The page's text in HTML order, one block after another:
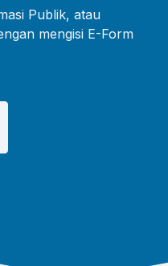
Publik, atau
mengisi E-Form